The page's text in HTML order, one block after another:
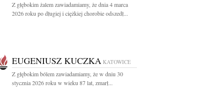
Z głębokim żalem zawiadamiamy, że dnia 4 marca
2026 roku po długiej i ciężkiej chorobie odszedł...
EUGENIUSZ KUCZKA KATOWICE
Z głębokim bólem zawiadamiamy, że w dniu 30
stycznia 2026 roku w wieku 87 lat, zmarł...